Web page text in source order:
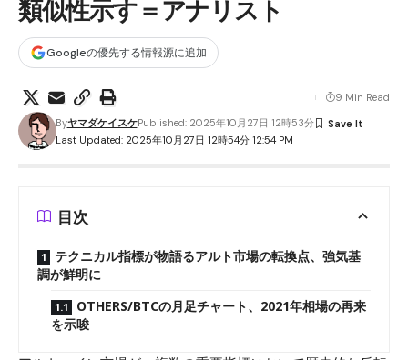
類似性示す＝アナリスト
Googleの優先する情報源に追加
Last Updated: 2025年10月27日 12時54分 12:54 PM
ByヤマダケイスケPublished: 2025年10月27日 12時53分
9 Min Read
目次
テクニカル指標が物語るアルト市場の転換点、強気基
調が鮮明に
OTHERS/BTCの月足チャート、2021年相場の再来
を示唆